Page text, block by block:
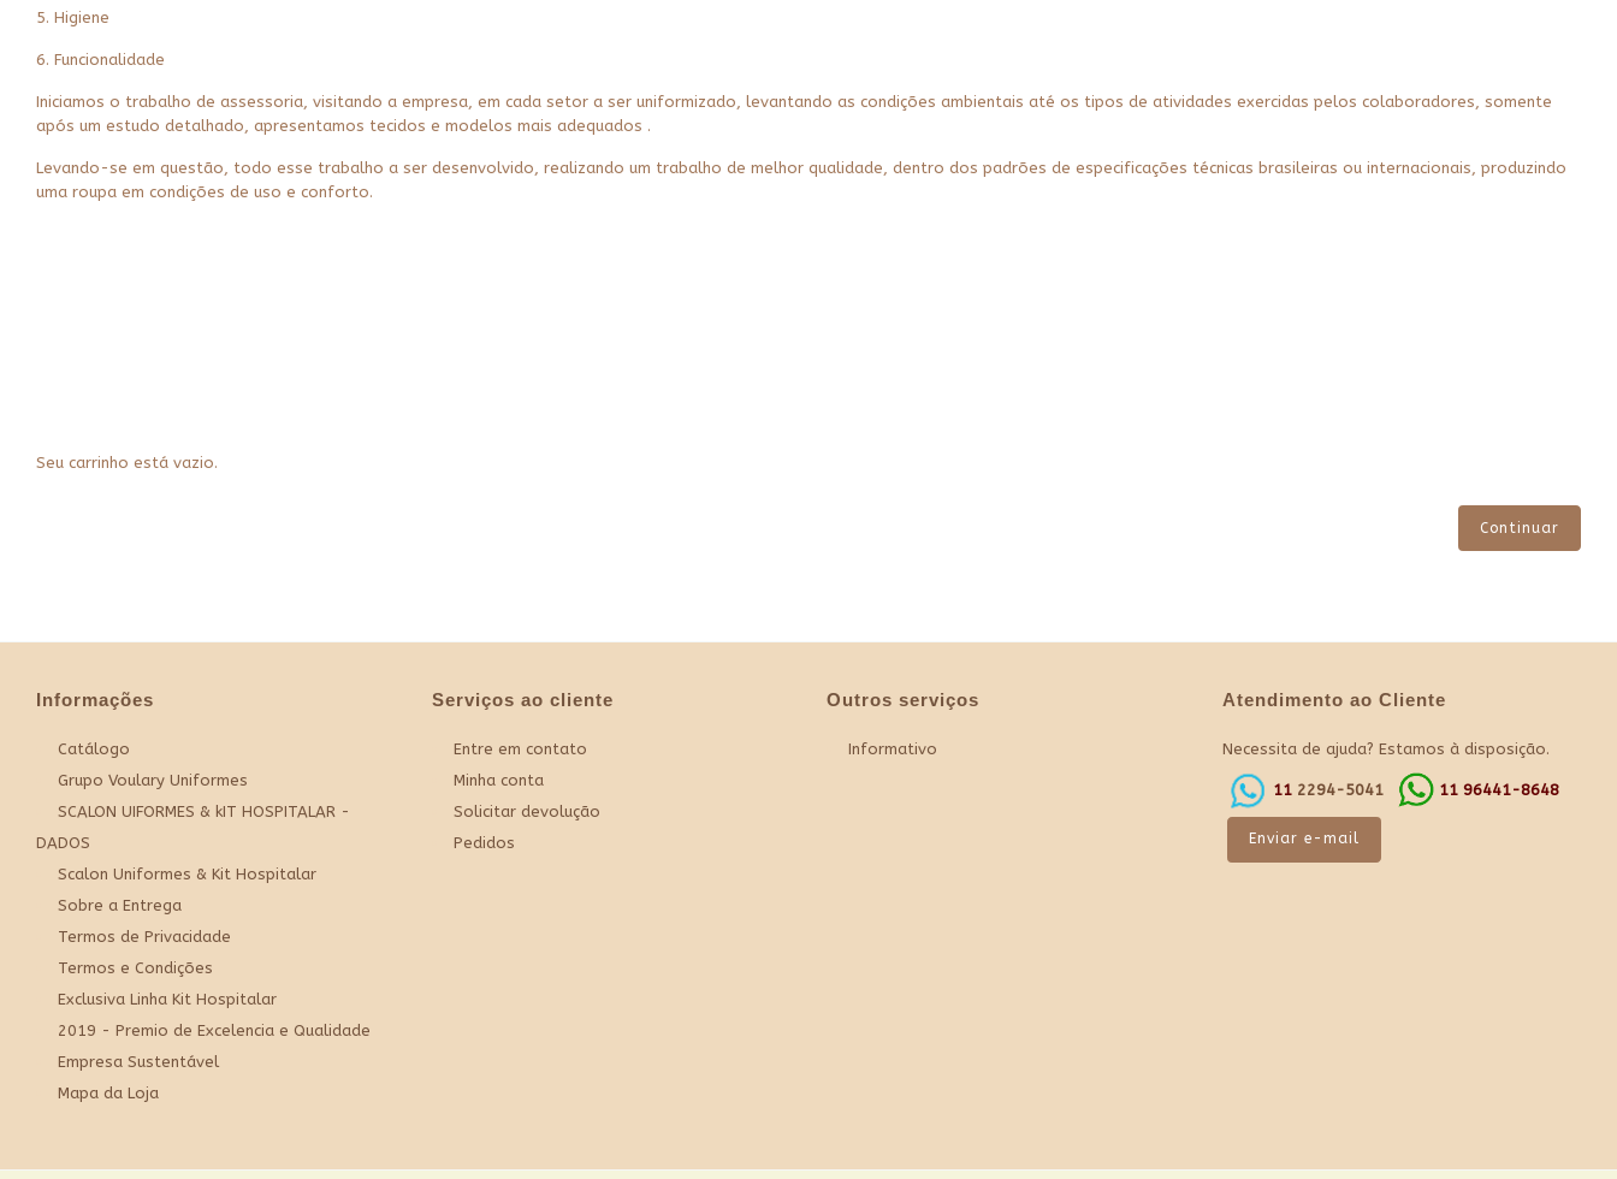
5. Higiene
6. Funcionalidade
Iniciamos o trabalho de assessoria, visitando a empresa, em cada setor a ser uniformizado, levantando as condições ambientais até os tipos de atividades exercidas pelos colaboradores, somente
após um estudo detalhado, apresentamos tecidos e modelos mais adequados .
Levando-se em questão, todo esse trabalho a ser desenvolvido, realizando um trabalho de melhor qualidade, dentro dos padrões de especificações técnicas brasileiras ou internacionais, produzindo
uma roupa em condições de uso e conforto.
Seu carrinho está vazio.
Continuar
Informações
Catálogo
Grupo Voulary Uniformes
SCALON UIFORMES & kIT HOSPITALAR -
DADOS
Scalon Uniformes & Kit Hospitalar
Sobre a Entrega
Termos de Privacidade
Termos e Condições
Exclusiva Linha Kit Hospitalar
2019 - Premio de Excelencia e Qualidade
Empresa Sustentável
Mapa da Loja
Serviços ao cliente
Entre em contato
Minha conta
Solicitar devolução
Pedidos
Outros serviços
Informativo
Atendimento ao Cliente
Necessita de ajuda? Estamos à disposição.
11 2294-5041 11 96441-8648
Enviar e-mail